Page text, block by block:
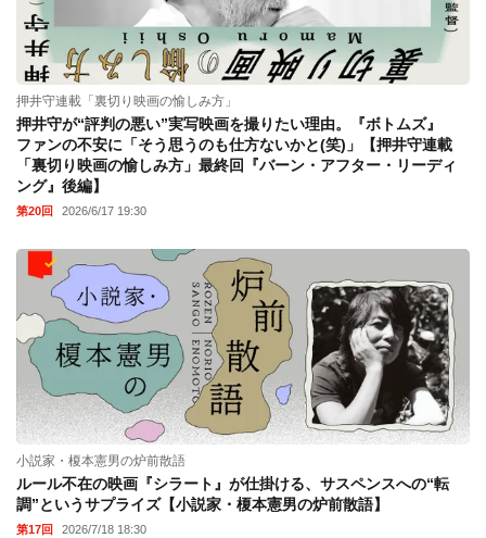
押井守連載「裏切り映画の愉しみ方」
押井守が“評判の悪い”実写映画を撮りたい理由。『ボトムズ』
ファンの不安に「そう思うのも仕方ないかと(笑)」【押井守連載
「裏切り映画の愉しみ方」最終回『バーン・アフター・リーディ
ング』後編】
第20回 2026/6/17 19:30
小説家・榎本憲男の炉前散語
ルール不在の映画『シラート』が仕掛ける、サスペンスへの“転
調”というサプライズ【小説家・榎本憲男の炉前散語】
第17回 2026/7/18 18:30